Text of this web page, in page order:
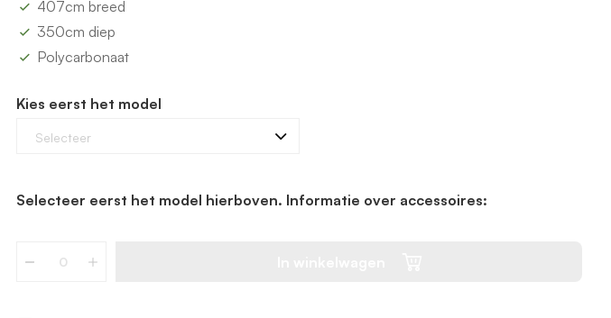
407cm breed
350cm diep
Polycarbonaat
Kies eerst het model
Selecteer
Selecteer eerst het model hierboven. Informatie over accessoires: